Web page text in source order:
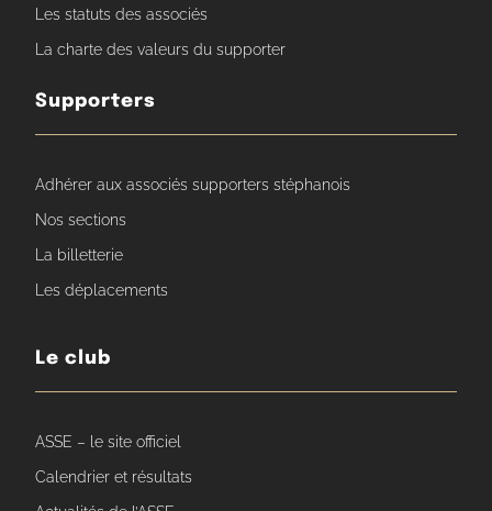
Les statuts des associés
La charte des valeurs du supporter
Supporters
Adhérer aux associés supporters stéphanois
Nos sections
La billetterie
Les déplacements
Le club
ASSE – le site officiel
Calendrier et résultats